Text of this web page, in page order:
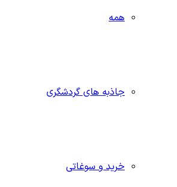
همه
جاذبه‌ های گردشگری
خرید و سوغاتی